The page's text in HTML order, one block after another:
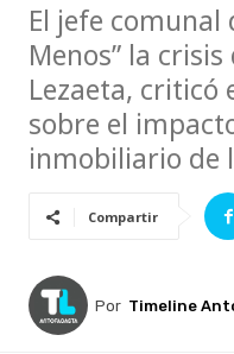
El jefe comunal
Menos” la
Lezaeta, criticó
sobre el
inmobiliario de
Compartir
Por Timeline